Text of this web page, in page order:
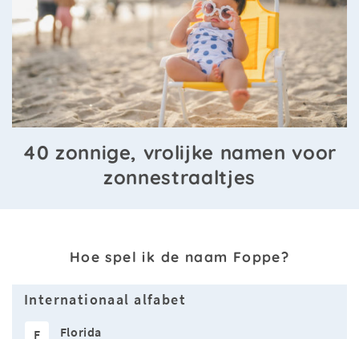
40 zonnige, vrolijke namen voor
zonnestraaltjes
Hoe spel ik de naam Foppe?
Internationaal alfabet
F Florida